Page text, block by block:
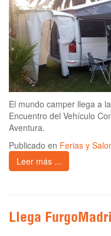
El mundo camper llega a
Encuentro del Vehículo
Aventura.
Publicado en Ferias y
Leer más ...
Llega